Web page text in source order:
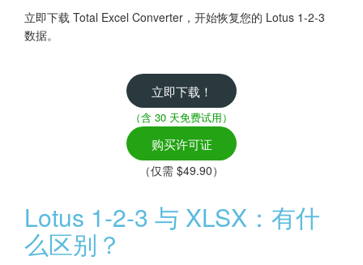
立即下载 Total Excel Converter，开始恢复您的 Lotus 1-2-3
数据。
立即下载！
（含 30 天免费试用）
购买许可证
（仅需 $49.90）
Lotus 1-2-3 与 XLSX：有什
么区别？